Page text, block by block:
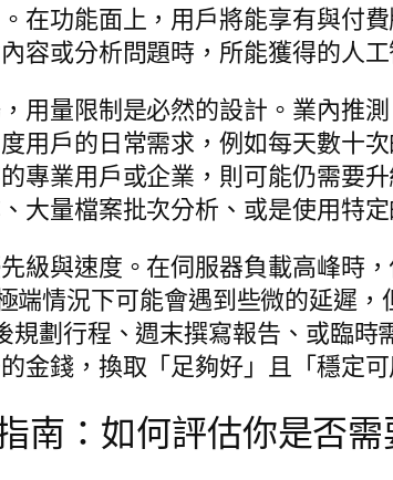
在功能面上，用戶將能享有與付
容或分析問題時，所能獲得的人
用量限制是必然的設計。業內推
用戶的日常需求，例如每天數十
專業用戶或企業，則可能仍需要
大量檔案批次分析、或是使用特
級與速度。在伺服器負載高峰時
端情況下可能會遇到些微的延遲
劃行程、週末撰寫報告、或臨
金錢，換取「足夠好」且「穩定
南：如何評估你是否需